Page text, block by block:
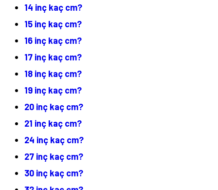
14 inç kaç cm?
15 inç kaç cm?
16 inç kaç cm?
17 inç kaç cm?
18 inç kaç cm?
19 inç kaç cm?
20 inç kaç cm?
21 inç kaç cm?
24 inç kaç cm?
27 inç kaç cm?
30 inç kaç cm?